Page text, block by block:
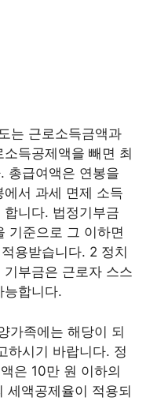
는 근로소득금액과
득공제액을 빼면 최
총급여액은 연봉을
서 과세 면제 소득
니다. 법정기부금
기준으로 그 이하면
용받습니다. 2 정치
부금은 근로자 스스
능합니다.
가족에는 해당이 되
하시기 바랍니다. 정
은 10만 원 이하의
세액공제율이 적용되